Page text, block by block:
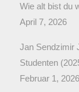
Wie alt bist du
April 7, 2026
Jan Sendzimir
Studenten
Februar 1, 2026